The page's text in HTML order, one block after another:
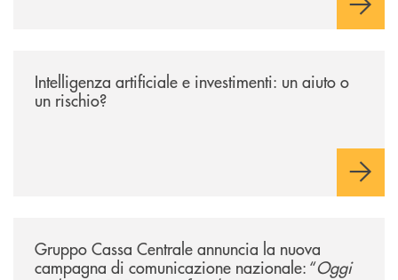
Intelligenza artificiale e investimenti: un aiuto o
un rischio?
Gruppo Cassa Centrale annuncia la nuova
campagna di comunicazione nazionale: “Oggi